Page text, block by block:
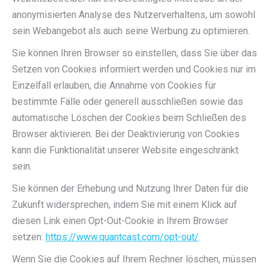
anonymisierten Analyse des Nutzerverhaltens, um sowohl
sein Webangebot als auch seine Werbung zu optimieren.
Sie können Ihren Browser so einstellen, dass Sie über das
Setzen von Cookies informiert werden und Cookies nur im
Einzelfall erlauben, die Annahme von Cookies für
bestimmte Fälle oder generell ausschließen sowie das
automatische Löschen der Cookies beim Schließen des
Browser aktivieren. Bei der Deaktivierung von Cookies
kann die Funktionalität unserer Website eingeschränkt
sein.
Sie können der Erhebung und Nutzung Ihrer Daten für die
Zukunft widersprechen, indem Sie mit einem Klick auf
diesen Link einen Opt-Out-Cookie in Ihrem Browser
setzen: https://www.quantcast.com/opt-out/.
Wenn Sie die Cookies auf Ihrem Rechner löschen, müssen